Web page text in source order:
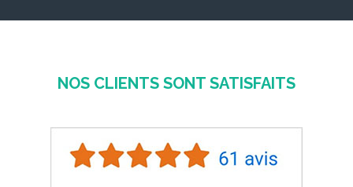
NOS CLIENTS SONT SATISFAITS